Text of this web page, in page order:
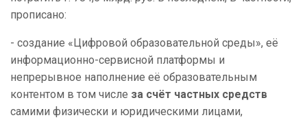
прописано:
- создание «Цифровой образовательной среды», её
информационно-сервисной платформы и
непрерывное наполнение её образовательным
контентом в том числе за счёт частных средств
самими физически и юридическими лицами,